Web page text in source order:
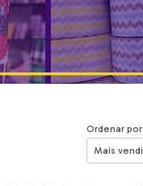
Ordenar por